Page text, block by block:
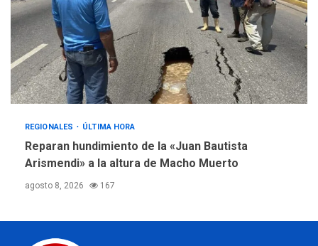
REGIONALES ÚLTIMA HORA
Reparan hundimiento de la «Juan Bautista
Arismendi» a la altura de Macho Muerto
agosto 8, 2026 167